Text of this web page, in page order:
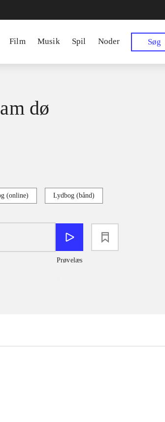
Film Musik Spil Noder Søg
dø
(online) Lydbog (bånd)
Prøvelæs